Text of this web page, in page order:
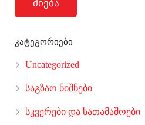
ძიება
კატეგორიები
Uncategorized
საგზაო ნიშნები
სკვერები და სათამაშოები